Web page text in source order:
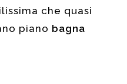
che quasi
piano bagna